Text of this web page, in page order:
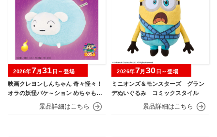
映画クレヨンしんちゃん 奇々怪々！
オラの妖怪バケ～ション めちゃもふ
ぐっとぬいぐるみ シロ
2026年7月 31 日～登場
ミニオンズ＆モンスターズ グラン
デぬいぐるみ コミックスタイル
2026年7月 30 日～登場